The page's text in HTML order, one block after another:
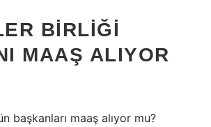
BIRLIĞI
MAAŞ ALIYOR
başkanları maaş alıyor mu?